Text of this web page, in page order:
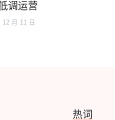
调运营
12 月 11 日
热词